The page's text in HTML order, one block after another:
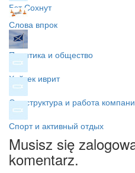
Бэт Сохнут
Слова впрок
Политика и общество
Хайтек иврит
Орг структура и работа
Спорт и активный отдых
Musisz się
komentarz.